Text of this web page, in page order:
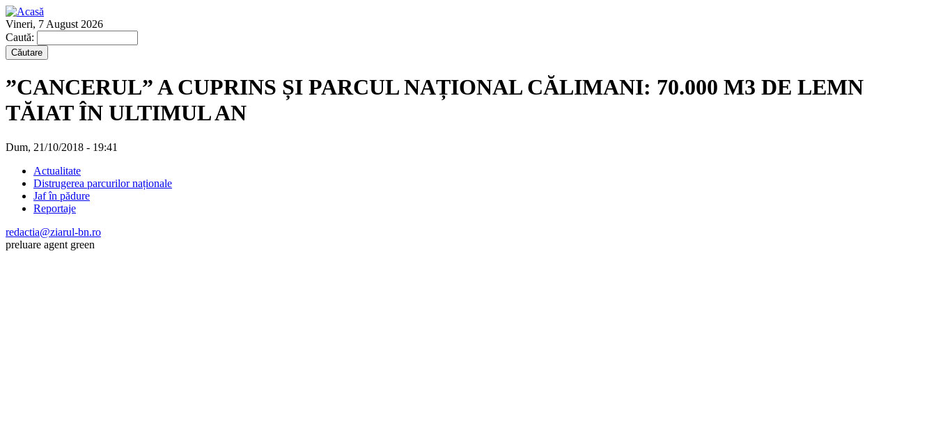
Vineri, 7 August 2026
Caută:
”CANCERUL” A CUPRINS ȘI PARCUL NAȚIONAL CĂLIMANI: 70.000 M3 DE LEMN
TĂIAT ÎN ULTIMUL AN
Dum, 21/10/2018 - 19:41
Actualitate
Distrugerea parcurilor naționale
Jaf în pădure
Reportaje
redactia@ziarul-bn.ro
preluare agent green